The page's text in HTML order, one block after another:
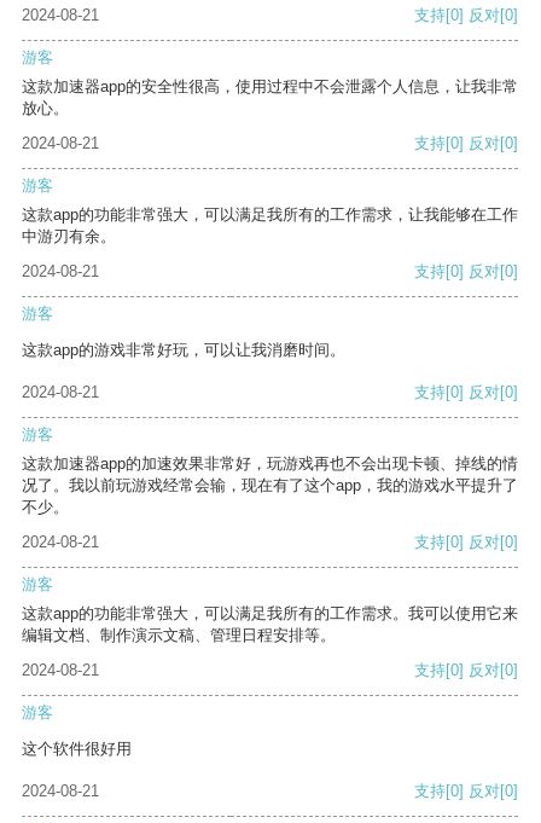
2024-08-21 支持[0] 反对[0]
游客
这款加速器app的安全性很高，使用过程中不会泄露个人信息，让我非常
放心。
2024-08-21
支持[0] 反对[0]
游客
这款app的功能非常强大，可以满足我所有的工作需求，让我能够在工作
中游刃有余。
2024-08-21
支持[0] 反对[0]
游客
这款app的游戏非常好玩，可以让我消磨时间。
2024-08-21 支持[0] 反对[0]
游客
这款加速器app的加速效果非常好，玩游戏再也不会出现卡顿、掉线的情
况了。我以前玩游戏经常会输，现在有了这个app，我的游戏水平提升了
不少。
2024-08-21
支持[0] 反对[0]
游客
这款app的功能非常强大，可以满足我所有的工作需求。我可以使用它来
编辑文档、制作演示文稿、管理日程安排等。
2024-08-21
支持[0] 反对[0]
游客
这个软件很好用
2024-08-21 支持[0] 反对[0]